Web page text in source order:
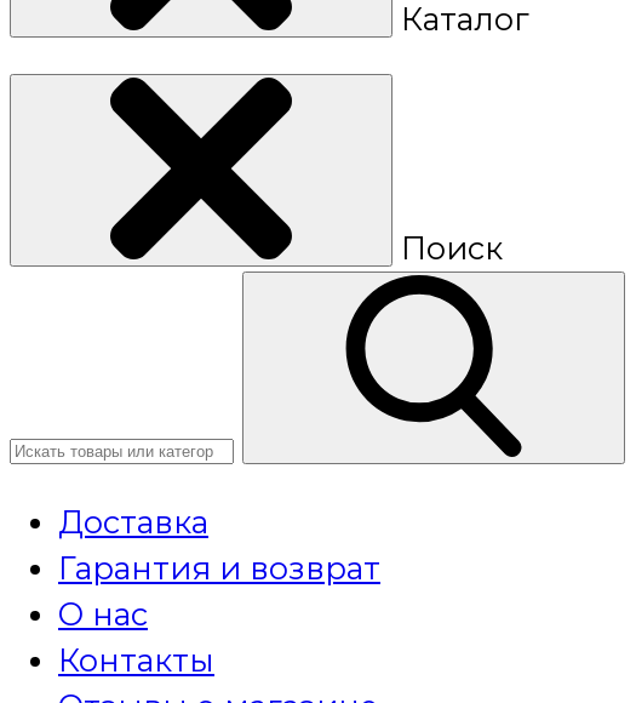
Каталог
Поиск
Доставка
Гарантия и возврат
О нас
Контакты